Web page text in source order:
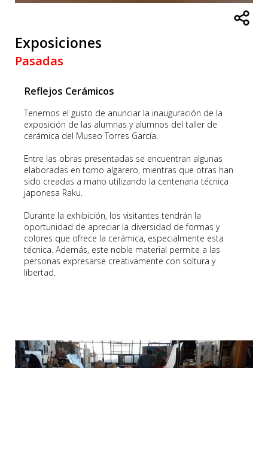
Exposiciones
Pasadas
Reflejos Cerámicos
Tenemos el gusto de anunciar la inauguración de la
exposición de las alumnas y alumnos del taller de
cerámica del Museo Torres García.
Entre las obras presentadas se encuentran algunas
elaboradas en torno algarero, mientras que otras han
sido creadas a mano utilizando la centenaria técnica
japonesa Raku.
Durante la exhibición, los visitantes tendrán la
oportunidad de apreciar la diversidad de formas y
colores que ofrece la cerámica, especialmente esta
técnica. Además, este noble material permite a las
personas expresarse creativamente con soltura y
libertad.